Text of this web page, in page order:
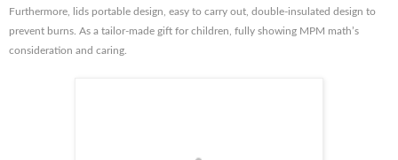
Furthermore, lids portable design, easy to carry out, double-insulated design to
prevent burns. As a tailor-made gift for children, fully showing MPM math’s
consideration and caring.